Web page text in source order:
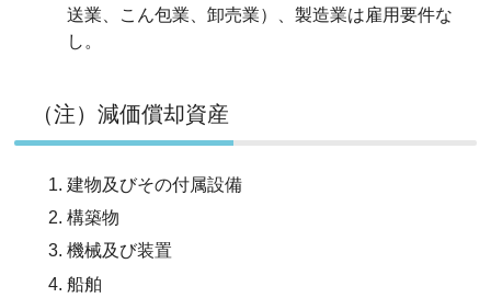
送業、こん包業、卸売業）、製造業は雇用要件な
し。
（注）減価償却資産
建物及びその付属設備
構築物
機械及び装置
船舶